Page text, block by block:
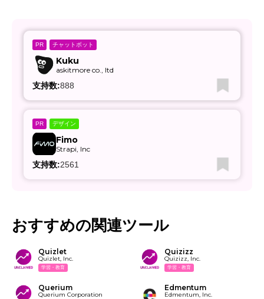
PR チャットボット
Kuku
askitmore co., ltd
支持数:888
PR デザイン
Fimo
Strapi, Inc
支持数:2561
おすすめの関連ツール
Quizlet
Quizlet, Inc.
学習・教育
Quizizz
Quizizz, Inc.
学習・教育
Querium
Querium Corporation
Edmentum
Edmentum, Inc.